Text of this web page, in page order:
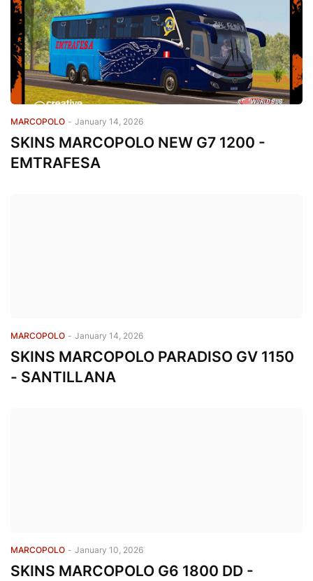
MARCOPOLO - January 14, 2026
SKINS MARCOPOLO NEW G7 1200 -
EMTRAFESA
MARCOPOLO - January 14, 2026
SKINS MARCOPOLO PARADISO GV 1150
- SANTILLANA
MARCOPOLO - January 10, 2026
SKINS MARCOPOLO G6 1800 DD -